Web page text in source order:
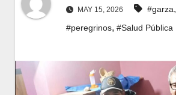
MAY 15, 2026 #garza,
#peregrinos, #Salud Pública